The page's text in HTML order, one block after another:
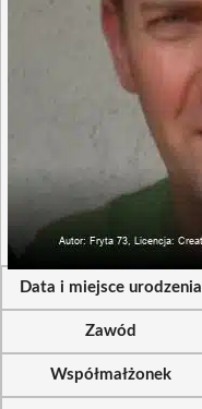
Data i miejsce urodzenia
Zawód
Współmałżonek